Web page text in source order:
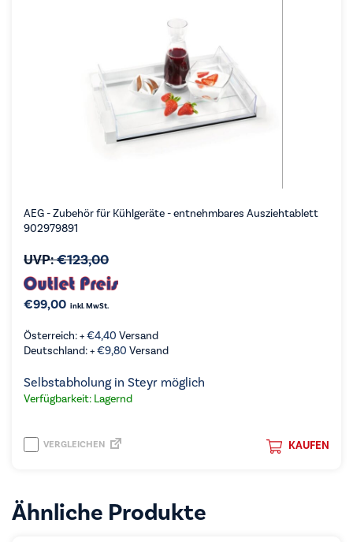
AEG - Zubehör für Kühlgeräte - entnehmbares Ausziehtablett
902979891
UVP:€123,00
€99,00 inkl. MwSt.
Österreich: +€4,40 Versand
Deutschland: +€9,80 Versand
Selbstabholung in Steyr möglich
Verfügbarkeit: Lagernd
KAUFEN
VERGLEICHEN
Ähnliche Produkte